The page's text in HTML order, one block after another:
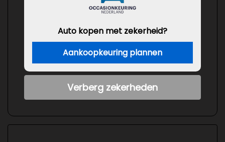
Auto kopen met zekerheid?
Aankoopkeuring plannen
Verberg zekerheden